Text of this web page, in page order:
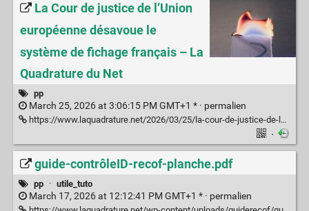
La Cour de justice de l’Union
européenne désavoue le
système de fichage français – La
Quadrature du Net
pp
March 25, 2026 at 3:06:15 PM GMT+1 * · permalien
https://www.laquadrature.net/2026/03/25/la-cour-de-justice-de-lunion-europeenne-desavoue-le-systeme-de-fichage-francais/
·
guide-contrôleID-recof-planche.pdf
pp · utile_tuto
March 17, 2026 at 12:12:41 PM GMT+1 * · permalien